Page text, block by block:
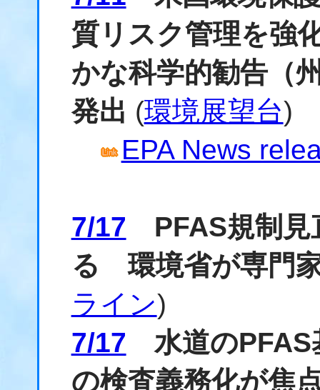
質リスク管理を強
かな科学的勧告（
発出 (環境展望台)
EPA News
7/17 PFAS規制見
る 環境省が専門
ライン)
7/17 水道のPFAS
の検査義務化が焦